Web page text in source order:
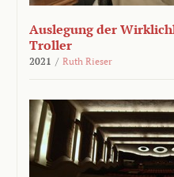
Auslegung der
Troller
2021 / Ruth Rieser